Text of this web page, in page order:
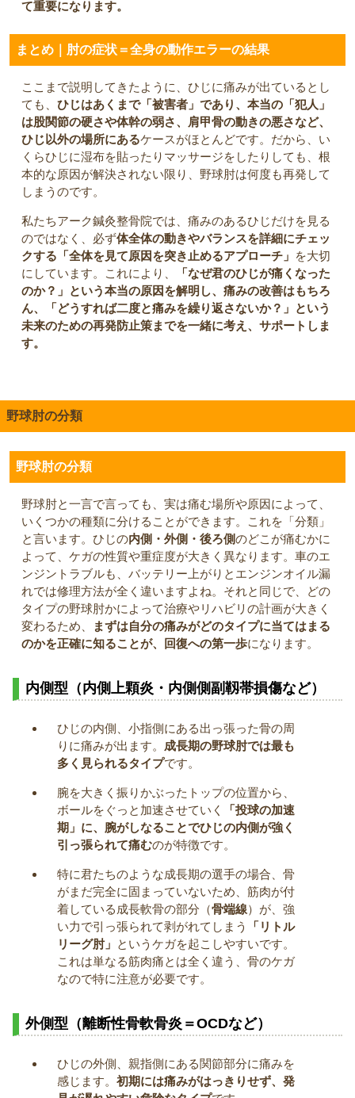
て重要になります。
まとめ｜肘の症状＝全身の動作エラーの結果
ここまで説明してきたように、ひじに痛みが出ているとし
ても、 ひじはあくまで「被害者」であり、本当の「犯人」
は股関節の硬さや体幹の弱さ、肩甲骨の動きの悪さなど、
ひじ以外の場所にあるケースがほとんどです。だから、い
くらひじに湿布を貼ったりマッサージをしたりしても、根
本的な原因が解決されない限り、野球肘は何度も再発して
しまうのです。
私たちアーク鍼灸整骨院では、痛みのあるひじだけを見る
のではなく、必ず体全体の動きやバランスを詳細にチェッ
クする「全体を見て原因を突き止めるアプローチ」 を大切
にしています。これにより、
「なぜ君のひじが痛くなった
のか？」という本当の原因を解明し、痛みの改善はもちろ
ん、「どうすれば二度と痛みを繰り返さないか？」という
未来のための再発防止策までを一緒に考え、サポートしま
す。
野球肘の分類
野球肘の分類
野球肘と一言で言っても、実は痛む場所や原因によって、
いくつかの種類に分けることができます。これを「分類」
と言います。ひじの内側・外側・後ろ側のどこが痛むかに
よって、ケガの性質や重症度が大きく異なります。車のエ
ンジントラブルも、バッテリー上がりとエンジンオイル漏
れでは修理方法が全く違いますよね。それと同じで、どの
タイプの野球肘かによって治療やリハビリの計画が大きく
変わるため、
まずは自分の痛みがどのタイプに当てはまる
のかを正確に知ることが、回復への第一歩になります。
内側型（内側上顆炎・内側側副靱帯損傷など）
ひじの内側、小指側にある出っ張った骨の周
りに痛みが出ます。 成長期の野球肘では最も
多く見られるタイプです。
腕を大きく振りかぶったトップの位置から、
ボールをぐっと加速させていく
「投球の加速
期」に、腕がしなることでひじの内側が強く
引っ張られて痛むのが特徴です。
特に君たちのような成長期の選手の場合、骨
がまだ完全に固まっていないため、筋肉が付
着している成長軟骨の部分（骨端線）が、強
い力で引っ張られて剥がれてしまう
「リトル
リーグ肘」 というケガを起こしやすいです。
これは単なる筋肉痛とは全く違う、骨のケガ
なので特に注意が必要です。
外側型（離断性骨軟骨炎＝OCDなど）
ひじの外側、親指側にある関節部分に痛みを
感じます。 初期には痛みがはっきりせず、発